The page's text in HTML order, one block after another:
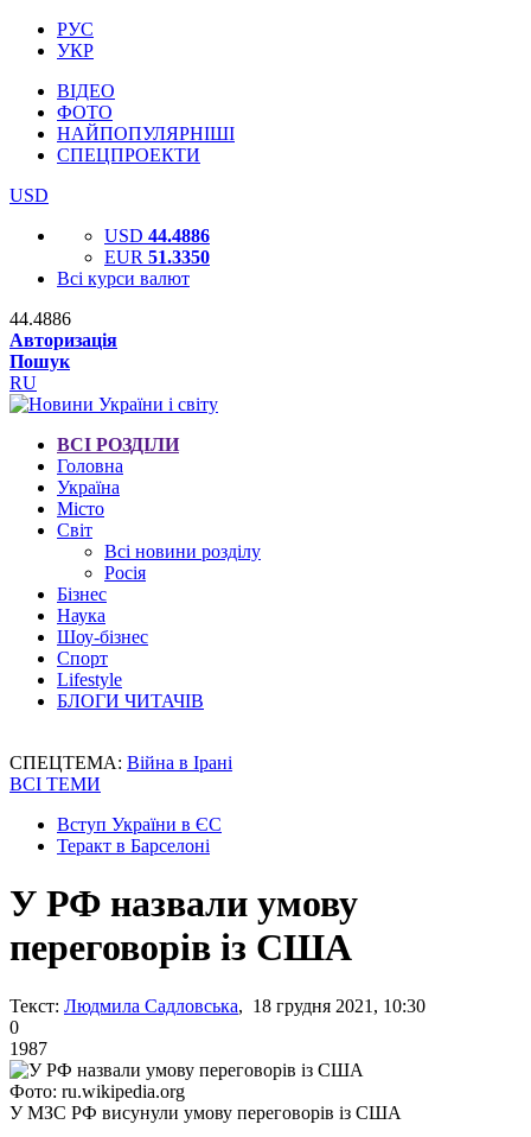
РУС
УКР
ВІДЕО
ФОТО
НАЙПОПУЛЯРНІШІ
СПЕЦПРОЕКТИ
USD
USD 44.4886
EUR 51.3350
Всі курси валют
44.4886
Авторизація
Пошук
RU
ВСІ РОЗДІЛИ
Головна
Україна
Місто
Світ
Всі новини розділу
Росія
Бізнес
Наука
Шоу-бізнес
Спорт
Lifestyle
БЛОГИ ЧИТАЧІВ
СПЕЦТЕМА: Війна в Ірані
ВСІ ТЕМИ
Вступ України в ЄС
Теракт в Барселоні
У РФ назвали умову
переговорів із США
Текст: Людмила Садловська, 18 грудня 2021, 10:30
0
1987
Фото: ru.wikipedia.org
У МЗС РФ висунули умову переговорів із США